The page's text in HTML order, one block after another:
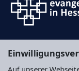
Auf unserer
Suche